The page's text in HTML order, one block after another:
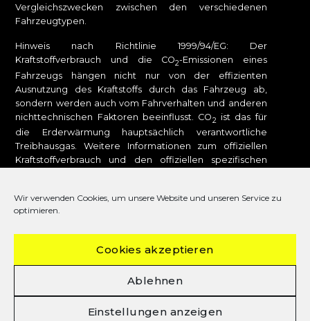
Wir verwenden Cookies, um unsere Website und unseren Service zu
optimieren.
Cookies akzeptieren
Ablehnen
Einstellungen anzeigen
Vergleichszwecken zwischen den verschiedenen
Fahrzeugtypen.
Hinweis nach Richtlinie 1999/94/EG: Der
Kraftstoffverbrauch und die CO2-Emissionen eines
Fahrzeugs hängen nicht nur von der effizienten
Ausnutzung des Kraftstoffs durch das Fahrzeug ab,
sondern werden auch vom Fahrverhalten und anderen
nichttechnischen Faktoren beeinflusst. CO2
ist das für
die Erderwärmung hauptsächlich verantwortliche
Treibhausgas. Weitere Informationen zum offiziellen
Kraftstoffverbrauch und den offiziellen spezifischen
Emissionen und den Stromverbrauch neuer
oder unterwww.dat.deunentgeltlich erhältlich ist. Für
weitere Informationen siehe Pkw-